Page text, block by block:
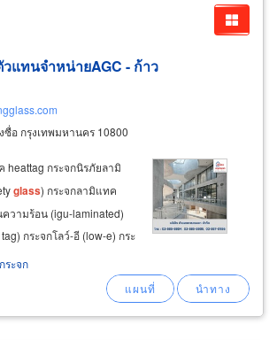
แทนจำหน่ายAGC - ก้าว
อ กรุงเทพมหานคร 10800
heattag กระจกนิรภัยลามิ
glass) กระจกลามิแทค
วามร้อน (igu-laminated)
กระจกโลว์-อี (low-e) กระ
ระจก